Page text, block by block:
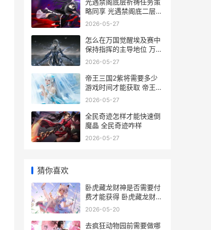
光遇禁阁底层祈祷任务策
略同享 光遇禁阁底二层冥
想
2026-05-27
怎么在万国觉醒埃及赛中
保持指挥的主导地位 万国
觉醒怎么弄
2026-05-27
帝王三国2紫将需要多少
游戏时间才能获取 帝王三
国2一统怎么玩
2026-05-27
全民奇迹怎样才能快速倒
魔晶 全民奇迹咋样
2026-05-27
猜你喜欢
卧虎藏龙财神是否需要付
费才能获得 卧虎藏龙财神
到有什么窍门
2026-05-20
去疯狂动物园前需要做哪